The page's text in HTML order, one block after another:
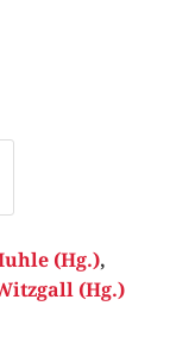
(Hg.),
(Hg.)